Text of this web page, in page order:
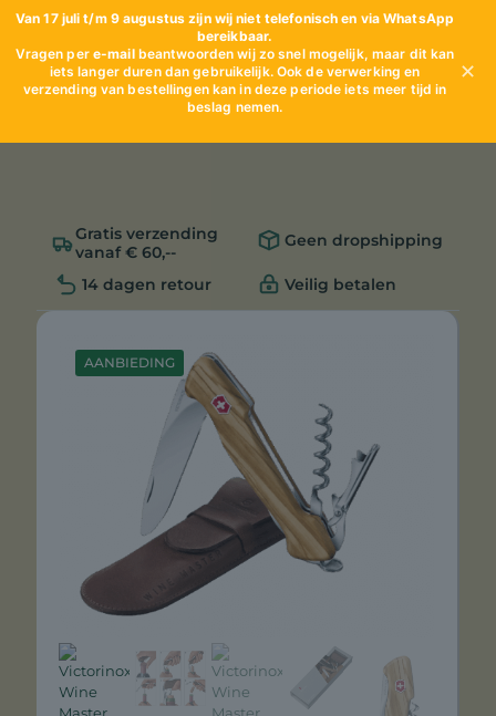
Van 17 juli t/m 9 augustus zijn wij niet telefonisch en via WhatsApp
bereikbaar.
Vragen per e-mailbeantwoorden wij zo snel mogelijk, maar dit kan
iets langer duren dan gebruikelijk. Ook de verwerking en
verzending van bestellingen kan in deze periode iets meer tijd in
beslag nemen.
✕
Gratis verzending
vanaf € 60,--
Geen dropshipping
14 dagen retour Veilig betalen
AANBIEDING